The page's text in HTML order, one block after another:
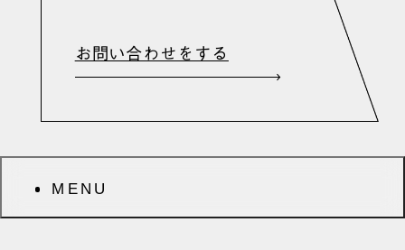
MENU
お問い合わせをする